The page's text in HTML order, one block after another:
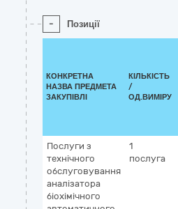
- Позиції
КОНКРЕТНА
НАЗВА ПРЕДМЕТА
ЗАКУПІВЛІ
КІЛЬКІСТЬ
/
ОД.ВИМІРУ
Послуги з
технічного
обслуговування
аналізатора
біохімічного
1
послуга